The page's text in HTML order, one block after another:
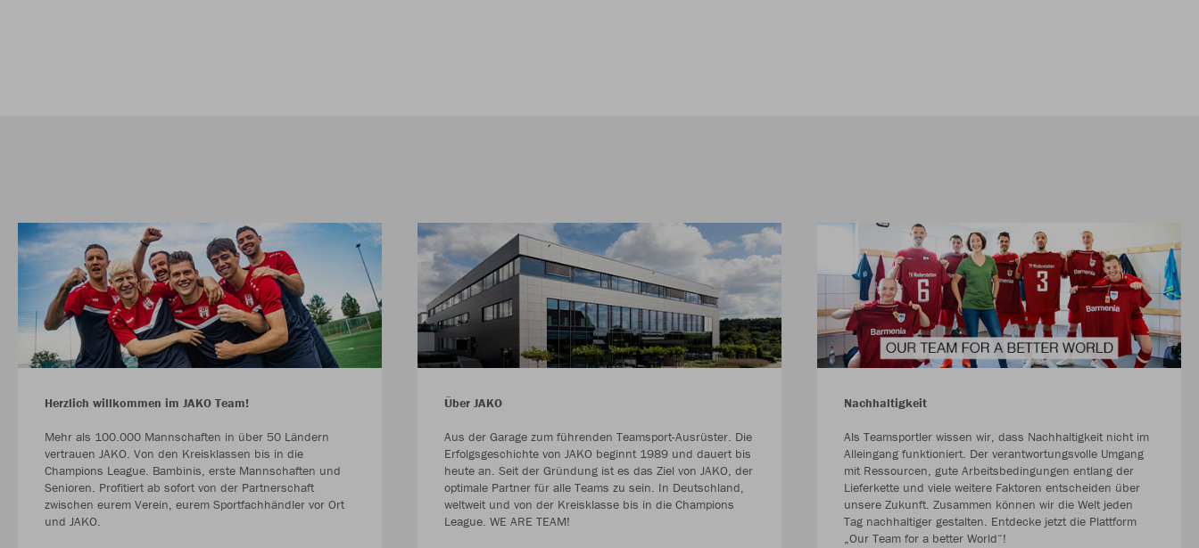
Herzlich willkommen im JAKO Team!
Mehr als 100.000 Mannschaften in über 50 Ländern
vertrauen JAKO. Von den Kreisklassen bis in die
Champions League. Bambinis, erste Mannschaften und
Senioren. Profitiert ab sofort von der Partnerschaft
zwischen eurem Verein, eurem Sportfachhändler vor Ort
und JAKO.
Über JAKO
Aus der Garage zum führenden Teamsport-Ausrüster. Die
Erfolgsgeschichte von JAKO beginnt 1989 und dauert bis
heute an. Seit der Gründung ist es das Ziel von JAKO, der
optimale Partner für alle Teams zu sein. In Deutschland,
weltweit und von der Kreisklasse bis in die Champions
League. WE ARE TEAM!
Nachhaltigkeit
Als Teamsportler wissen wir, dass Nachhaltigkeit nicht im
Alleingang funktioniert. Der verantwortungsvolle Umgang
mit Ressourcen, gute Arbeitsbedingungen entlang der
Lieferkette und viele weitere Faktoren entscheiden über
unsere Zukunft. Zusammen können wir die Welt jeden
Tag nachhaltiger gestalten. Entdecke jetzt die Plattform
„Our Team for a better World“!